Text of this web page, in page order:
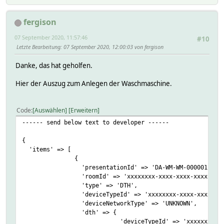
fergison
#10
07 September 2020, 11:57:46
Letzte Bearbeitung: 07 September 2020, 12:00:03 von fergison
Danke, das hat geholfen.
Hier der Auszug zum Anlegen der Waschmaschine.
Code Auswählen Erweitern
------ send below text to developer ------
{
'items' => [
{
'presentationId' => 'DA-WM-WM-000001',
'roomId' => 'xxxxxxxx-xxxx-xxxx-xxxx-
'type' => 'DTH',
'deviceTypeId' => 'xxxxxxxx-xxxx-xxxx-xxxx-
'deviceNetworkType' => 'UNKNOWN',
'dth' => {
'deviceTypeId' => 'xxxxxxxx-xxxx-xxxx-